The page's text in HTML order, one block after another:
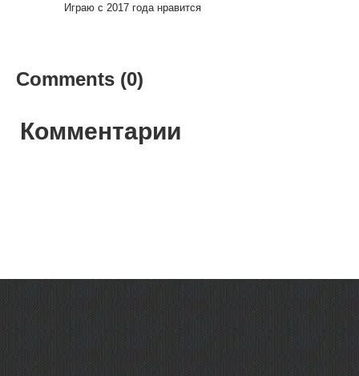
Играю с 2017 года нравится
Comments (0)
Комментарии